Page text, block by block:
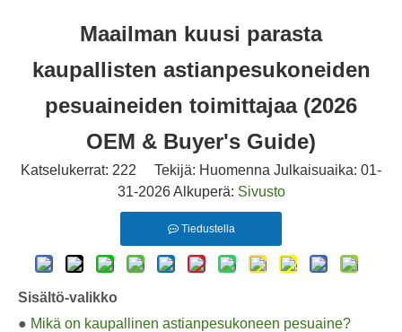
Maailman kuusi parasta
kaupallisten astianpesukoneiden
pesuaineiden toimittajaa (2026
OEM & Buyer's Guide)
Katselukerrat: 222 Tekijä: Huomenna Julkaisuaika: 01-
31-2026 Alkuperä: Sivusto
Tiedustella
Sisältö-valikko
● Mikä on kaupallinen astianpesukoneen pesuaine?